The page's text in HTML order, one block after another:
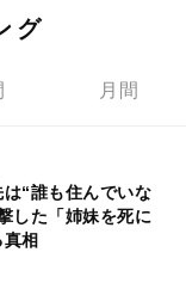
グ
月間
は“誰も住んでいな
した「姉妹を死に
相